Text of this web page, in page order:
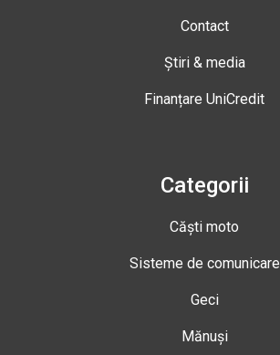
Contact
Știri & media
Finanțare UniCredit
Categorii
Căști moto
Sisteme de comunicare
Geci
Mănuși